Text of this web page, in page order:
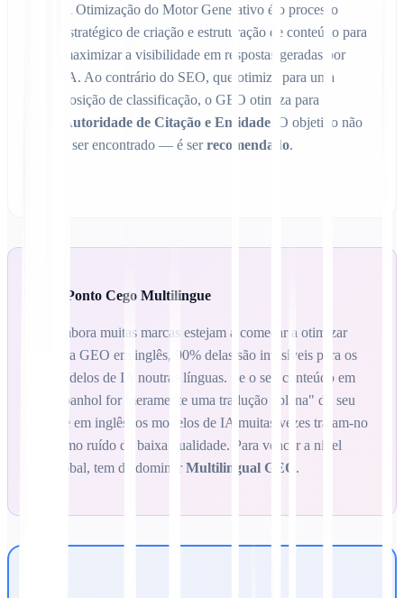
A Otimização do Motor Generativo é o processo
estratégico de criação e estruturação de conteúdo para
maximizar a visibilidade em respostas geradas por
IA. Ao contrário do SEO, que otimiza para uma
posição de classificação, o GEO otimiza para
Autoridade de Citação e Entidade . O objetivo não
é ser encontrado — é serrecomendado.
O Ponto Cego Multilingue
Embora muitas marcas estejam a começar a otimizar
para GEO em inglês, 90% delas são invisíveis para os
modelos de IA noutras línguas. Se o seu conteúdo em
espanhol for meramente uma tradução "plana" do seu
site em inglês, os modelos de IA muitas vezes tratam-no
como ruído de baixa qualidade. Para vencer a nível
global, tem de dominarMultilingual GEO .